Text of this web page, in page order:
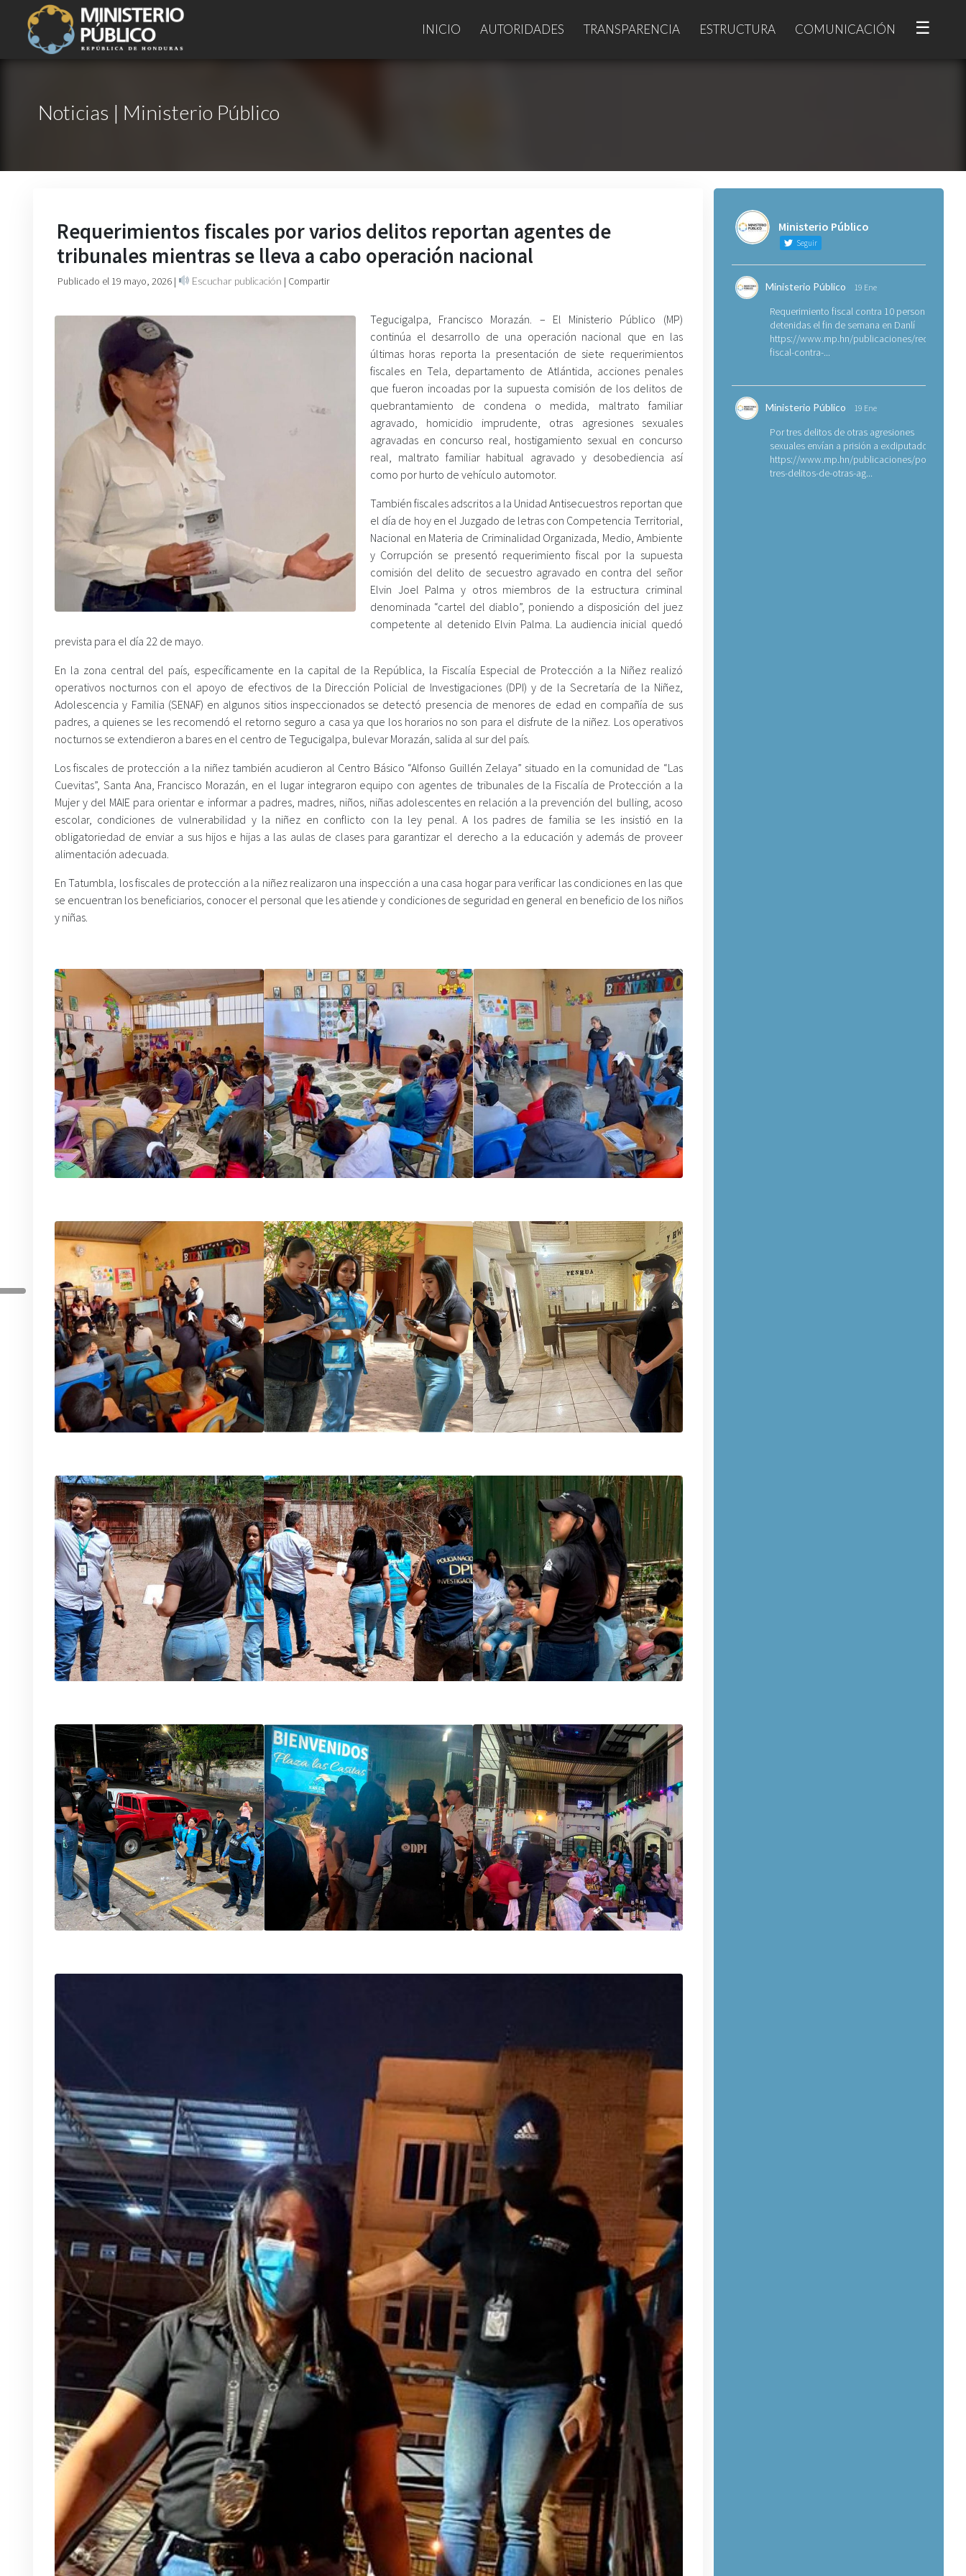
INICIO AUTORIDADES TRANSPARENCIA ESTRUCTURA COMUNICACIÓN ☰
Noticias | Ministerio Público
Requerimientos fiscales por varios delitos reportan agentes de
tribunales mientras se lleva a cabo operación nacional
Publicado el 19 mayo, 2026 | Escuchar publicación | Compartir
Tegucigalpa, Francisco Morazán. – El Ministerio Público (MP)
continúa el desarrollo de una operación nacional que en las
últimas horas reporta la presentación de siete requerimientos
fiscales en Tela, departamento de Atlántida, acciones penales
que fueron incoadas por la supuesta comisión de los delitos de
quebrantamiento de condena o medida, maltrato familiar
agravado, homicidio imprudente, otras agresiones sexuales
agravadas en concurso real, hostigamiento sexual en concurso
real, maltrato familiar habitual agravado y desobediencia así
como por hurto de vehículo automotor.
También fiscales adscritos a la Unidad Antisecuestros reportan que
el día de hoy en el Juzgado de letras con Competencia Territorial,
Nacional en Materia de Criminalidad Organizada, Medio, Ambiente
y Corrupción se presentó requerimiento fiscal por la supuesta
comisión del delito de secuestro agravado en contra del señor
Elvin Joel Palma y otros miembros de la estructura criminal
denominada “cartel del diablo”, poniendo a disposición del juez
competente al detenido Elvin Palma. La audiencia inicial quedó
prevista para el día 22 de mayo.
En la zona central del país, específicamente en la capital de la República, la Fiscalía Especial de Protección a la Niñez realizó
operativos nocturnos con el apoyo de efectivos de la Dirección Policial de Investigaciones (DPI) y de la Secretaría de la Niñez,
Adolescencia y Familia (SENAF) en algunos sitios inspeccionados se detectó presencia de menores de edad en compañía de sus
padres, a quienes se les recomendó el retorno seguro a casa ya que los horarios no son para el disfrute de la niñez. Los operativos
nocturnos se extendieron a bares en el centro de Tegucigalpa, bulevar Morazán, salida al sur del país.
Los fiscales de protección a la niñez también acudieron al Centro Básico “Alfonso Guillén Zelaya” situado en la comunidad de “Las
Cuevitas”, Santa Ana, Francisco Morazán, en el lugar integraron equipo con agentes de tribunales de la Fiscalía de Protección a la
Mujer y del MAIE para orientar e informar a padres, madres, niños, niñas adolescentes en relación a la prevención del bulling, acoso
escolar, condiciones de vulnerabilidad y la niñez en conflicto con la ley penal. A los padres de familia se les insistió en la
obligatoriedad de enviar a sus hijos e hijas a las aulas de clases para garantizar el derecho a la educación y además de proveer
alimentación adecuada.
En Tatumbla, los fiscales de protección a la niñez realizaron una inspección a una casa hogar para verificar las condiciones en las que
se encuentran los beneficiarios, conocer el personal que les atiende y condiciones de seguridad en general en beneficio de los niños
y niñas.
Ministerio Público
Seguir
Ministerio Público 19 Ene
Requerimiento fiscal contra 10 personas
detenidas el fin de semana en Danlí
https://www.mp.hn/publicaciones/
fiscal-contra-...
Ministerio Público 19 Ene
Por tres delitos de otras agresiones
sexuales envían a prisión a exdiputado
https://www.mp.hn/publicaciones/por-
tres-delitos-de-otras-ag...